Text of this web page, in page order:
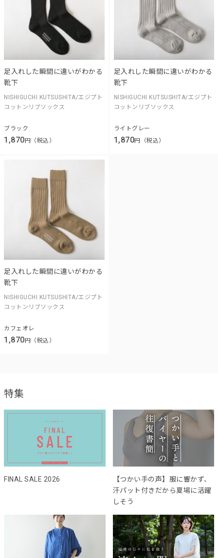
足入れした瞬間に違いがわかる
靴下
NISHIGUCHI KUTSUSHITA/エジプト
コットンリブソックス
ブラック
1,870円（税込）
足入れした瞬間に違いがわかる
靴下
NISHIGUCHI KUTSUSHITA/エジプト
コットンリブソックス
ライトグレー
1,870円（税込）
足入れした瞬間に違いがわかる
靴下
NISHIGUCHI KUTSUSHITA/エジプト
コットンリブソックス
カフェオレ
1,870 円（税込）
特集
FINAL SALE 2026
【つかい手の声】服に響かず、
汗パット付きだから夏場に活躍
しそう